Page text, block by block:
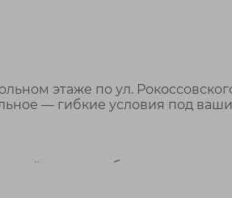
этаже по ул.
— гибкие условия под
проект либо арендовать